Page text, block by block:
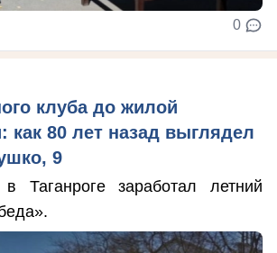
0
клуба до жилой
как 80 лет назад выглядел
9
Таганроге заработал летний